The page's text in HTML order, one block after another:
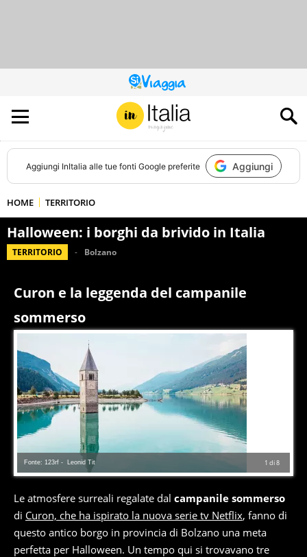
QUESTO
SITO
CONTRIBUISCE
ALL’AUDIENCE
DI
Aggiungi InItalia alle tue fonti Google preferite Aggiungi
HOME TERRITORIO
Halloween: i borghi da brivido in Italia
TERRITORIO Bolzano
Curon e la leggenda del campanile
sommerso
1 di8
Fonte: 123rf - Leonid Tit
Le atmosfere surreali regalate dal campanile sommerso
di Curon, che ha ispirato la nuova serie tv Netflix, fanno di
questo antico borgo in provincia di Bolzano una meta
perfetta per Halloween. Un tempo qui si trovavano tre